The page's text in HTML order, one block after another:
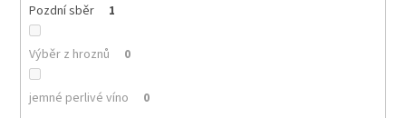
Pozdní sběr 1
Výběr z hroznů 0
jemné perlivé víno 0